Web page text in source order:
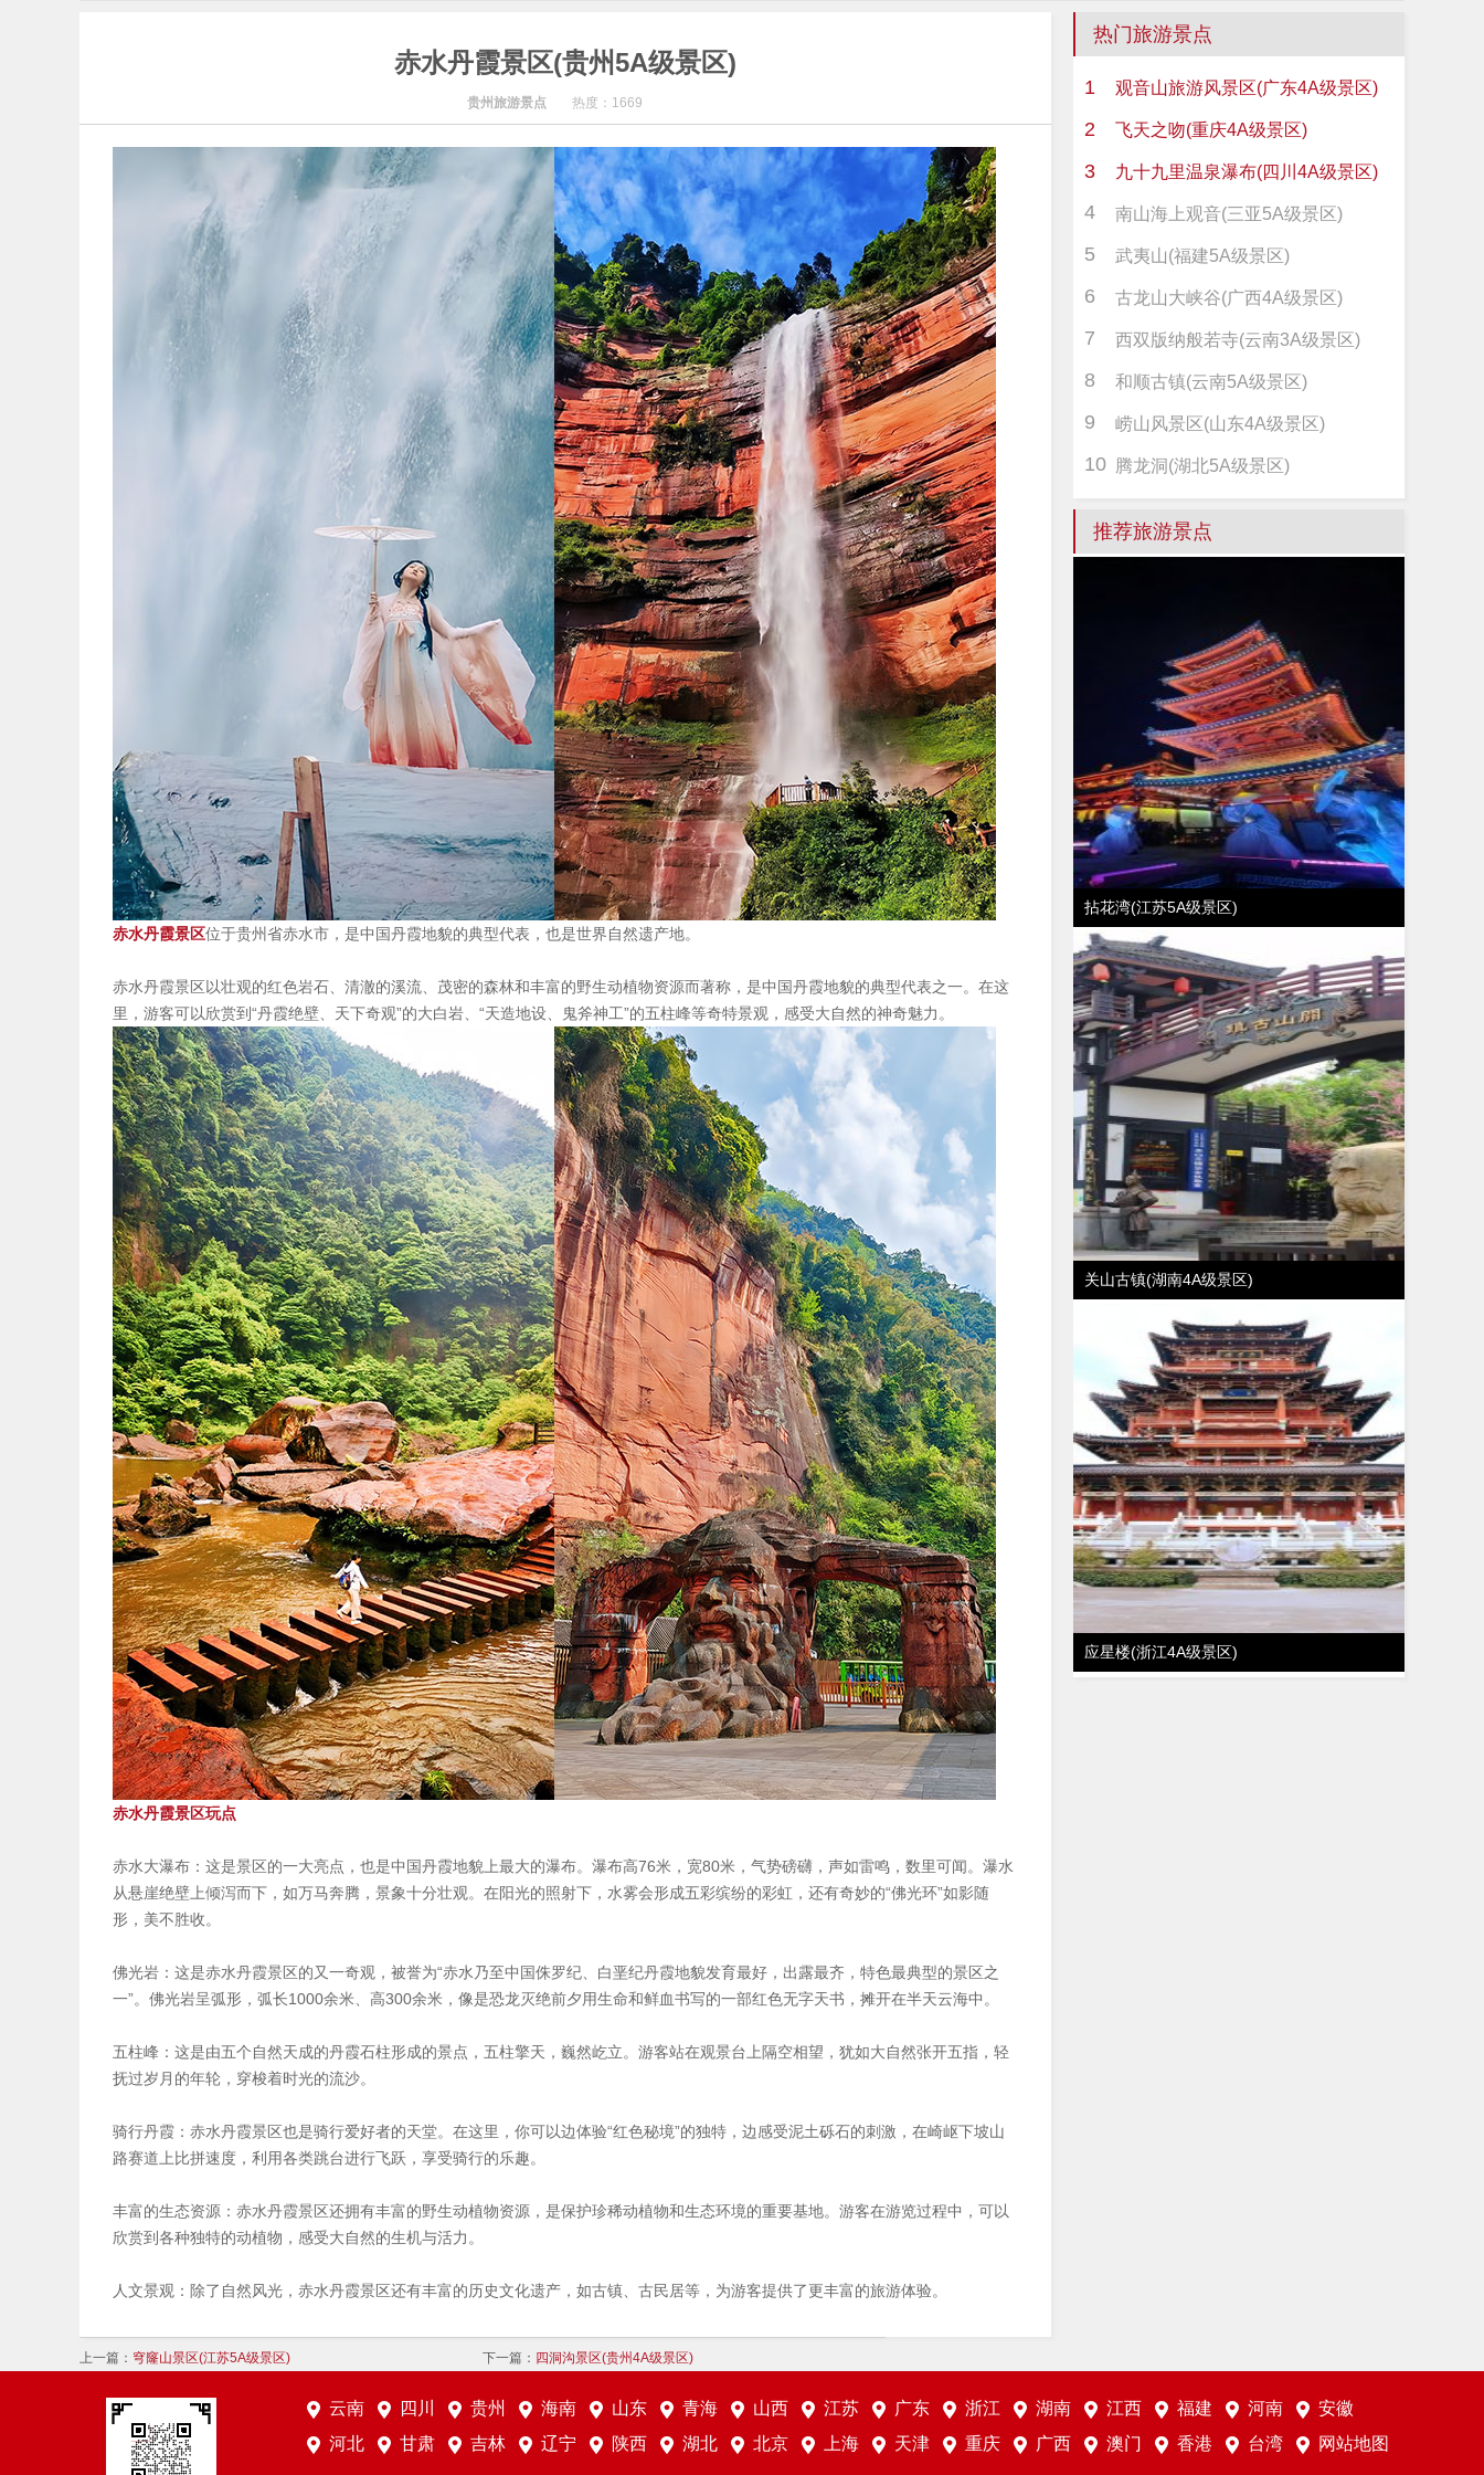
赤水丹霞景区(贵州5A级景区)
贵州旅游景点 热度： 1669
赤水丹霞景区位于贵州省赤水市，是中国丹霞地貌的典型代表，也是世界自然遗产地。
赤水丹霞景区以壮观的红色岩石、清澈的溪流、茂密的森林和丰富的野生动植物资源而著称，是中国丹霞地貌的典型代表之一。在这
里，游客可以欣赏到“丹霞绝壁、天下奇观”的大白岩、“天造地设、鬼斧神工”的五柱峰等奇特景观，感受大自然的神奇魅力。
赤水丹霞景区玩点
赤水大瀑布：这是景区的一大亮点，也是中国丹霞地貌上最大的瀑布。瀑布高76米，宽80米，气势磅礴，声如雷鸣，数里可闻。瀑水
从悬崖绝壁上倾泻而下，如万马奔腾，景象十分壮观。在阳光的照射下，水雾会形成五彩缤纷的彩虹，还有奇妙的“佛光环”如影随
形，美不胜收。
佛光岩：这是赤水丹霞景区的又一奇观，被誉为“赤水乃至中国侏罗纪、白垩纪丹霞地貌发育最好，出露最齐，特色最典型的景区之
一”。佛光岩呈弧形，弧长1000余米、高300余米，像是恐龙灭绝前夕用生命和鲜血书写的一部红色无字天书，摊开在半天云海中。
五柱峰：这是由五个自然天成的丹霞石柱形成的景点，五柱擎天，巍然屹立。游客站在观景台上隔空相望，犹如大自然张开五指，轻
抚过岁月的年轮，穿梭着时光的流沙。
骑行丹霞：赤水丹霞景区也是骑行爱好者的天堂。在这里，你可以边体验“红色秘境”的独特，边感受泥土砾石的刺激，在崎岖下坡山
路赛道上比拼速度，利用各类跳台进行飞跃，享受骑行的乐趣。
丰富的生态资源：赤水丹霞景区还拥有丰富的野生动植物资源，是保护珍稀动植物和生态环境的重要基地。游客在游览过程中，可以
欣赏到各种独特的动植物，感受大自然的生机与活力。
人文景观：除了自然风光，赤水丹霞景区还有丰富的历史文化遗产，如古镇、古民居等，为游客提供了更丰富的旅游体验。
上一篇： 穹窿山景区(江苏5A级景区) 下一篇： 四洞沟景区(贵州4A级景区)
热门旅游景点
1 观音山旅游风景区(广东4A级景区)
2 飞天之吻(重庆4A级景区)
3 九十九里温泉瀑布(四川4A级景区)
4 南山海上观音(三亚5A级景区)
5 武夷山(福建5A级景区)
6 古龙山大峡谷(广西4A级景区)
7 西双版纳般若寺(云南3A级景区)
8 和顺古镇(云南5A级景区)
9 崂山风景区(山东4A级景区)
10 腾龙洞(湖北5A级景区)
推荐旅游景点
拈花湾(江苏5A级景区)
关山古镇(湖南4A级景区)
应星楼(浙江4A级景区)
云南 四川 贵州 海南 山东 青海 山西 江苏 广东 浙江 湖南 江西 福建 河南
安徽
河北
甘肃 吉林 辽宁 陕西 湖北 北京 上海 天津 重庆 广西 澳门 香港 台湾 网站地图